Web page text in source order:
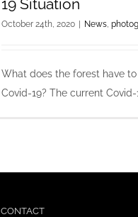
19 Situation
October 24th, 2020 | News
What does the forest have
Covid-19? The current Covid-
CONTACT